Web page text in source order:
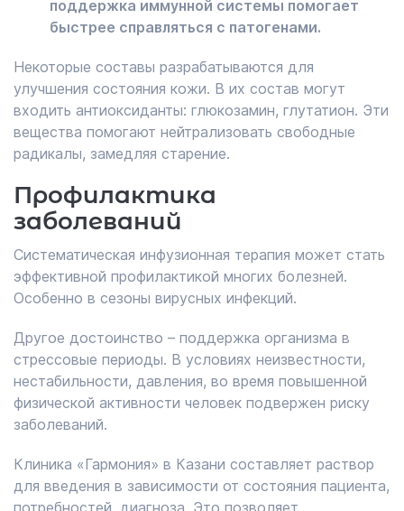
поддержка иммунной системы помогает
быстрее справляться с патогенами.
Некоторые составы разрабатываются для
улучшения состояния кожи. В их состав могут
входить антиоксиданты: глюкозамин, глутатион. Эти
вещества помогают нейтрализовать свободные
радикалы, замедляя старение.
Профилактика
заболеваний
Систематическая инфузионная терапия может стать
эффективной профилактикой многих болезней.
Особенно в сезоны вирусных инфекций.
Другое достоинство – поддержка организма в
стрессовые периоды. В условиях неизвестности,
нестабильности, давления, во время повышенной
физической активности человек подвержен риску
заболеваний.
Клиника «Гармония» в Казани составляет раствор
для введения в зависимости от состояния пациента,
потребностей, диагноза. Это позволяет